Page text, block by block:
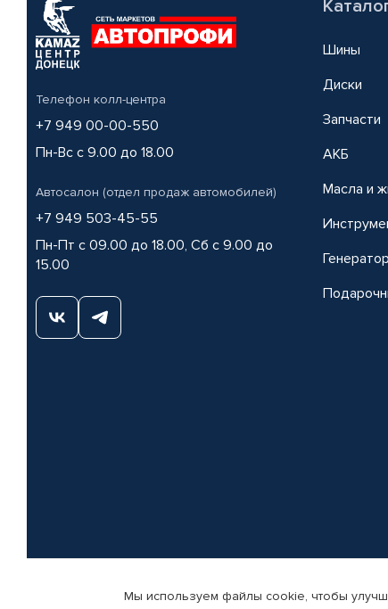
Телефон колл-центра
+7 949 00-00-550
Пн-Вс с 9.00 до 18.00
Автосалон (отдел продаж автомобилей)
+7 949 503-45-55
Пн-Пт с 09.00 до 18.00, Сб с 9.00 до
15.00
Шины
Диски
Запчасти
АКБ
Масла и
© КАМАЗ ЦЕНТР ДОНЕЦК, 2015-2026. Все права защищены.
Мы используем файлы cookie, чтобы